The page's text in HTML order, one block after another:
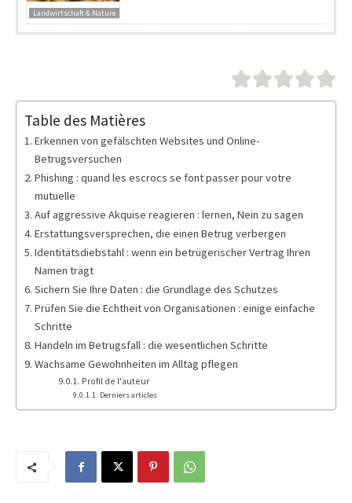
Landwirtschaft & Nature
Table des Matières
Erkennen von gefälschten Websites und Online-
Betrugsversuchen
Phishing : quand les escrocs se font passer pour votre
mutuelle
Auf aggressive Akquise reagieren : lernen, Nein zu sagen
Erstattungsversprechen, die einen Betrug verbergen
Identitätsdiebstahl : wenn ein betrügerischer Vertrag Ihren
Namen trägt
Sichern Sie Ihre Daten : die Grundlage des Schutzes
Prüfen Sie die Echtheit von Organisationen : einige einfache
Schritte
Handeln im Betrugsfall : die wesentlichen Schritte
Wachsame Gewohnheiten im Alltag pflegen
Profil de l'auteur
Derniers articles